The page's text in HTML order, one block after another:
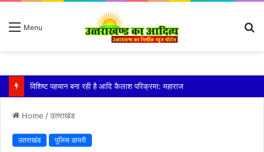
Menu
तेज बारिश से धर्मनगरी हरिद्वार हुई पानी-पानी
Home /उतराखंड
उतराखंड पुलिस डायरी